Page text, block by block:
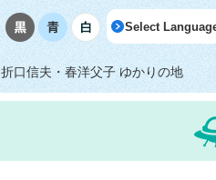
Select
折口信夫・春洋父子 ゆかりの地